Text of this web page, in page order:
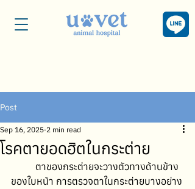
Post
โรคตายอดฮิตในกระต่าย
Sep 16, 2025 2 min read
ของใบหน้า การตรวจตาในกระต่ายบางอย่าง